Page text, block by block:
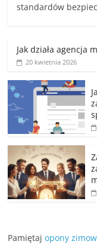
standardów
Jak działa agencja
20 kwietnia 2026
Pamiętajopony